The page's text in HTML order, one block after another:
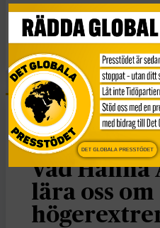
KATEGORI
Nyheter
Essä
Vad
lära oss om
DET GLOBALA PRESSTÖDET